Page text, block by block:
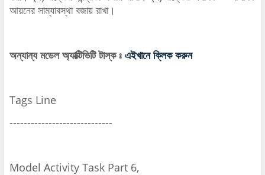
আয়নের সাম্যাবস্থা বজায় রাখা।
অন্যান্য মডেল অ্যাক্টিভিটি টাস্ক ঃ এইখানে ক্লিক করুন
Tags Line
-----------------------------
Model Activity Task Part 6,